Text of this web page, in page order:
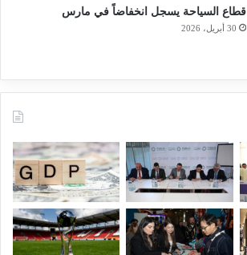
قطاع السياحة يسجل انخفاضاً في مارس
30 أبريل، 2026